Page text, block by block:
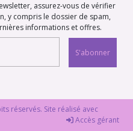
assurez-vous de vérifier
y compris le dossier de spam,
informations et offres.
S'abonner
réservés. Site réalisé avec
Accès gérant